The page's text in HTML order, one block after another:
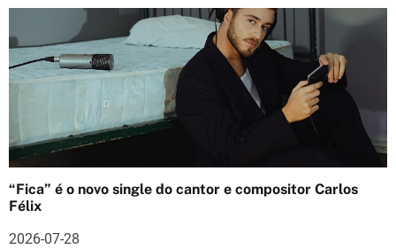
a
r
t
g
o
s
“Fica” é o novo single do cantor e compositor Carlos
Félix
2026-07-28